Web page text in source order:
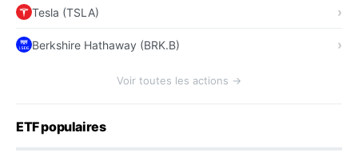
Tesla (TSLA)
Berkshire Hathaway (BRK.B)
Voir toutes les actions →
ETF populaires